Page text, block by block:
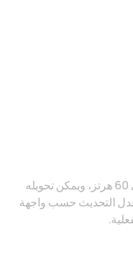
*يصل إعداد المصنع لمعدل التحديث إلى 60 هرتز، ويمكن تحويله
يختلف معدل التحديث حسب واجهة